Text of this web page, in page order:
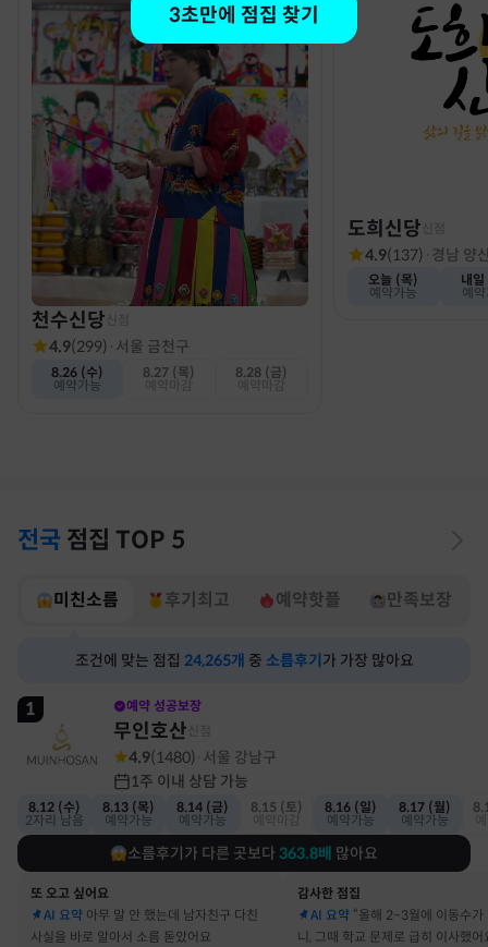
3초만에 점집 찾기
천수신당
4.9(299) · 서울 금천구
8.26 (수)
예약가능
8.27 (목)
8.28 (금)
도희신당
4.9(137) · 경남 양
오늘 (목)
예약가능
내
예
전국 점집 TOP 5
미친소름 후기최고 예약핫플 만족보장
조건에 맞는 점집 24,265개 중 소름후기 가 가장 많아요
1 예약 성공보장
무인호산
4.9(1480) 서울 강남구
1주 이내 상담 가능
8.12 (수)
2자리 남음
8.13 (목)
예약가능
8.14 (금)
예약가능
8.15 (토)
8.16 (일)
예약가능
8.17 (월)
예약가능
소름후기가 다른 곳보다 363.8배 많아요
또 오고 싶어요
AI 요약 아무 말 안 했는데 남자친구 다친
사실을 바로 알아서 소름 돋았어요
감사한 점집
AI 요약 “올해 2~3월에 이동수가
니, 그때 학교 문제로 급히 이사했어